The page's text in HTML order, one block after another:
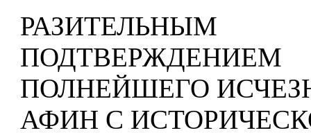
РАЗИТЕЛЬНЫМ
ПОДТВЕРЖДЕНИЕМ
ПОЛНЕЙШЕГО
АФИН С